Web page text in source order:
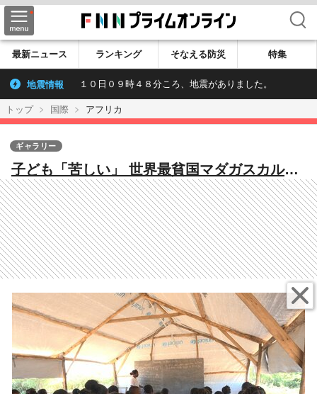
検索
最新ニュース ランキング そなえる防災 特集
地震情報 １０日０９時４８分ころ、地震がありました。
トップ 国際 アフリカ
子ども「苦しい」 世界最貧国マダガスカルの
今 サイクロンで教室破壊・畑全滅…マラリア
感染急増も 【FNSチャリティキャンペーン】
ギャラリー